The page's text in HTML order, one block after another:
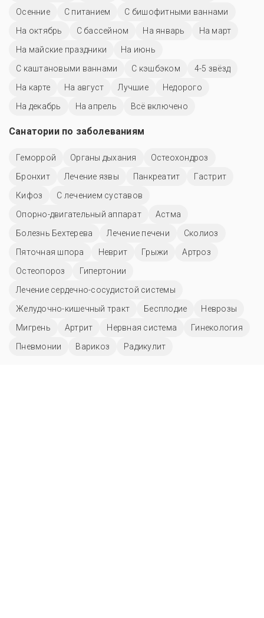
Осенние С питанием
С бишофитными ваннами
На октябрь
C бассейном На январь
На март
На майские праздники
На июнь
С каштановыми ваннами
С кэшбэком
4-5 звёзд
На карте
На август Лучшие
Недорого
На декабрь
На апрель Всё включено
Санатории по заболеваниям
Геморрой Органы дыхания
Остеохондроз
Бронхит
Лечение язвы Панкреатит
Гастрит
Кифоз
С лечением суставов
Опорно-двигательный аппарат
Астма
Болезнь Бехтерева
Лечение печени
Сколиоз
Пяточная шпора
Неврит Грыжи
Артроз
Остеопороз
Гипертонии
Лечение сердечно-сосудистой системы
Желудочно-кишечный тракт
Бесплодие
Неврозы
Мигрень
Артрит Нервная система
Гинекология
Пневмонии
Варикоз Радикулит